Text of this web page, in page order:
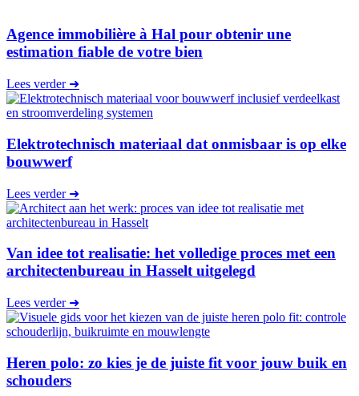
Agence immobilière à Hal pour obtenir une
estimation fiable de votre bien
Lees verder ➜
Elektrotechnisch materiaal dat onmisbaar is op elke
bouwwerf
Lees verder ➜
Van idee tot realisatie: het volledige proces met een
architectenbureau in Hasselt uitgelegd
Lees verder ➜
Heren polo: zo kies je de juiste fit voor jouw buik en
schouders